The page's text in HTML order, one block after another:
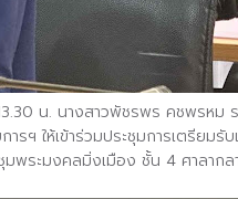
น. นางสาวพัชรพร คชพรหม
ฯ ให้เข้าร่วมประชุมการเตรียมรั
พระมงคลมิ่งเมือง ชั้น 4 ศาลากล